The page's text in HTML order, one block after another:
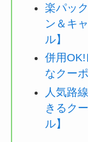
楽パッ
ン＆キ
ル】
併用
なクー
人気路
きるク
ル】